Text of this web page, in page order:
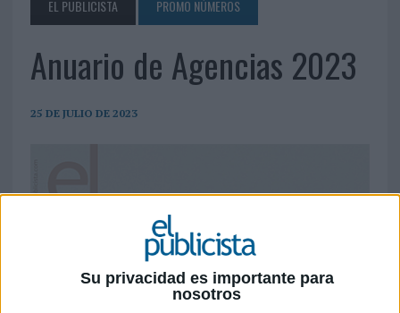
Su privacidad es importante para
nosotros
EL PUBLICISTA PROMO NÚMEROS
Anuario de Agencias 2023
25 DE JULIO DE 2023